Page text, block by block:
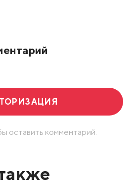
оставить комментарий.